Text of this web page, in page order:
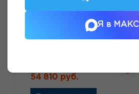
11 августа 2026Ещё даты
54 810 руб.
Я в МАКС